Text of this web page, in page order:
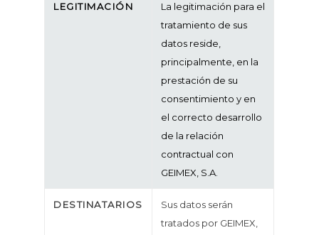
LEGITIMACIÓN
La legitimación para el
tratamiento de sus
datos reside,
principalmente, en la
prestación de su
consentimiento y en
el correcto desarrollo
de la relación
contractual con
GEIMEX, S.A.
DESTINATARIOS
Sus datos serán
tratados por GEIMEX,